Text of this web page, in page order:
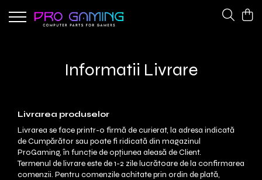
Informatii Livrare
Livrarea produselor
Livrarea se face printr-o firmă de curierat, la adresa indicată
de Cumpărător sau poate fi ridicată din magazinul
ProGaming, în funcție de opțiunea aleasă de Client.
Termenul de livrare este de 1-2 zile lucrătoare de la confirmarea
comenzii. Pentru comenzile achitate prin ordin de plată,